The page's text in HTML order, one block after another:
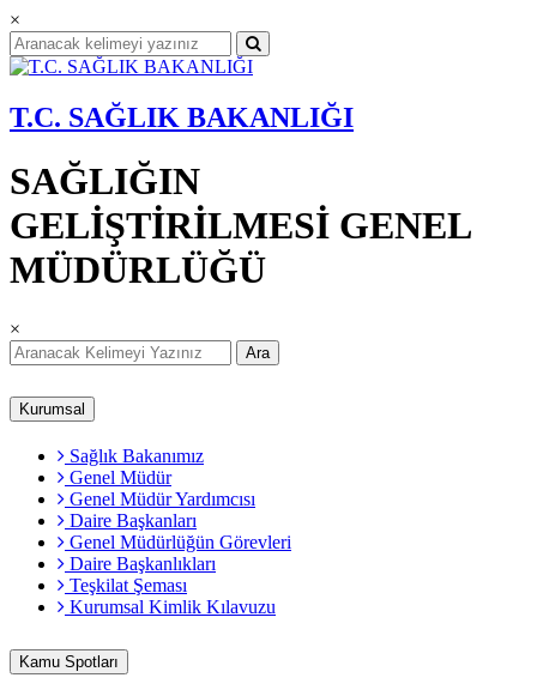
×
T.C. SAĞLIK BAKANLIĞI
SAĞLIĞIN
GELİŞTİRİLMESİ GENEL
MÜDÜRLÜĞÜ
×
Ara
Kurumsal
Sağlık Bakanımız
Genel Müdür
Genel Müdür Yardımcısı
Daire Başkanları
Genel Müdürlüğün Görevleri
Daire Başkanlıkları
Teşkilat Şeması
Kurumsal Kimlik Kılavuzu
Kamu Spotları